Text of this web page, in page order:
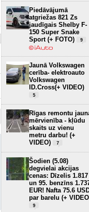
Piedāvājumā
atgriežas 821 Zs
jaudīgais Shelby F-
150 Super Snake
Sport (+ FOTO)
9
Jaunā Volkswagen
cerība- elektroauto
Volkswagen
ID.Cross(+ VIDEO)
5
Rīgas remontu
mērvienība - kļūdu
skaits uz vienu
metru darbu! (+
VIDEO)
7
Šodien (5.08)
degvielai akcijas
cenas: Dīzelis 1.817
un 95. benzīns
EUR! Nafta 75.6
par barelu (+
9